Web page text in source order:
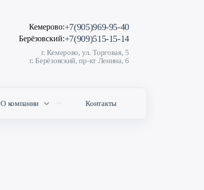
Кемерово:+7(905)969-95-40
Берёзовский:+7(909)515-15-14
г. Кемерово, ул. Торговая, 5
г. Берёзовский, пр-кт Ленина, 6
О компании Контакты